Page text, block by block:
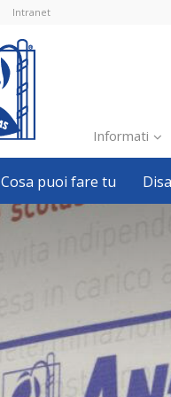
Intranet
Informati
Cosa puoi fare tu